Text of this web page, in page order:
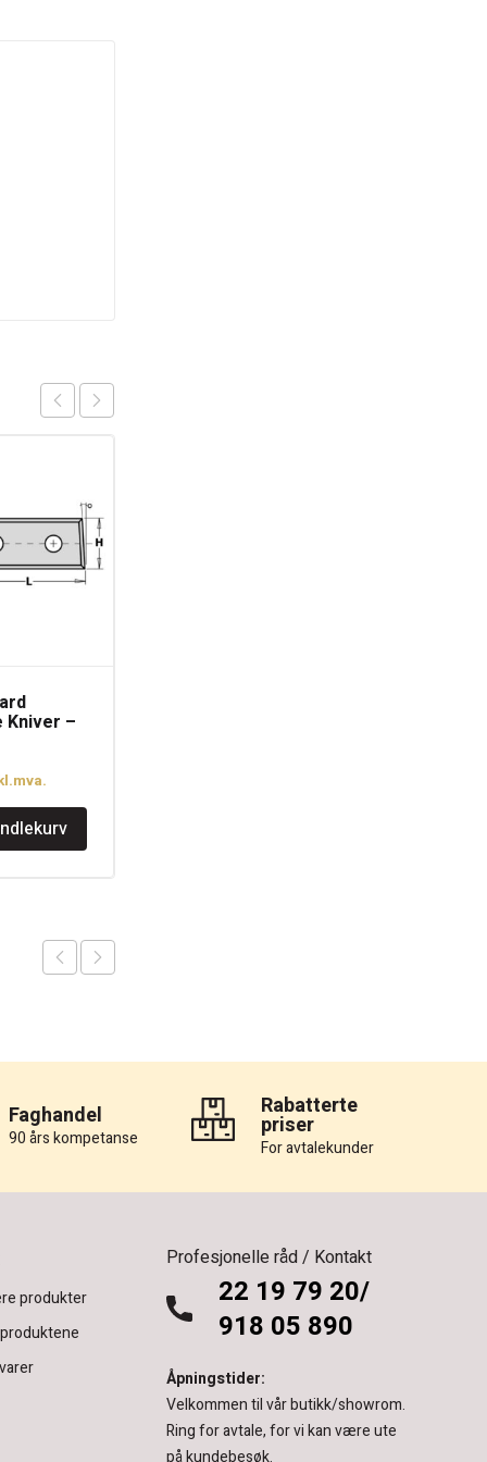
–
Faghandel
90 års kompetanse
Rabatterte
priser
For avtalekunder
produkter
Profesjonelle råd / Kontakt
22 19 79 20/
918 05 890
Åpningstider:
Velkommen til vår butikk/showrom.
Ring for avtale, for vi kan være ute